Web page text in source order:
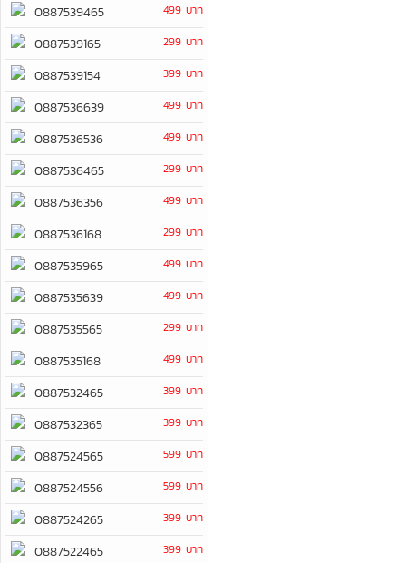
0887539465 499 บาท
0887539165 299 บาท
0887539154 399 บาท
0887536639 499 บาท
0887536536 499 บาท
0887536465 299 บาท
0887536356 499 บาท
0887536168 299 บาท
0887535965 499 บาท
0887535639 499 บาท
0887535565 299 บาท
0887535168 499 บาท
0887532465 399 บาท
0887532365 399 บาท
0887524565 599 บาท
0887524556 599 บาท
0887524265 399 บาท
0887522465 399 บาท